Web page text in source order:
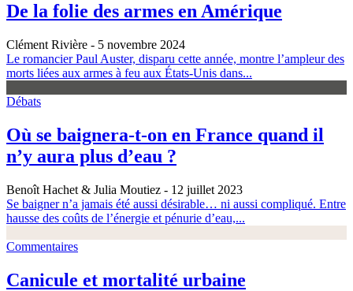
De la folie des armes en Amérique
Clément Rivière - 5 novembre 2024
Le romancier Paul Auster, disparu cette année, montre l’ampleur des
morts liées aux armes à feu aux États-Unis dans...
Débats
Où se baignera-t-on en France quand il
n’y aura plus d’eau ?
Benoît Hachet & Julia Moutiez - 12 juillet 2023
Se baigner n’a jamais été aussi désirable… ni aussi compliqué. Entre
hausse des coûts de l’énergie et pénurie d’eau,...
Commentaires
Canicule et mortalité urbaine